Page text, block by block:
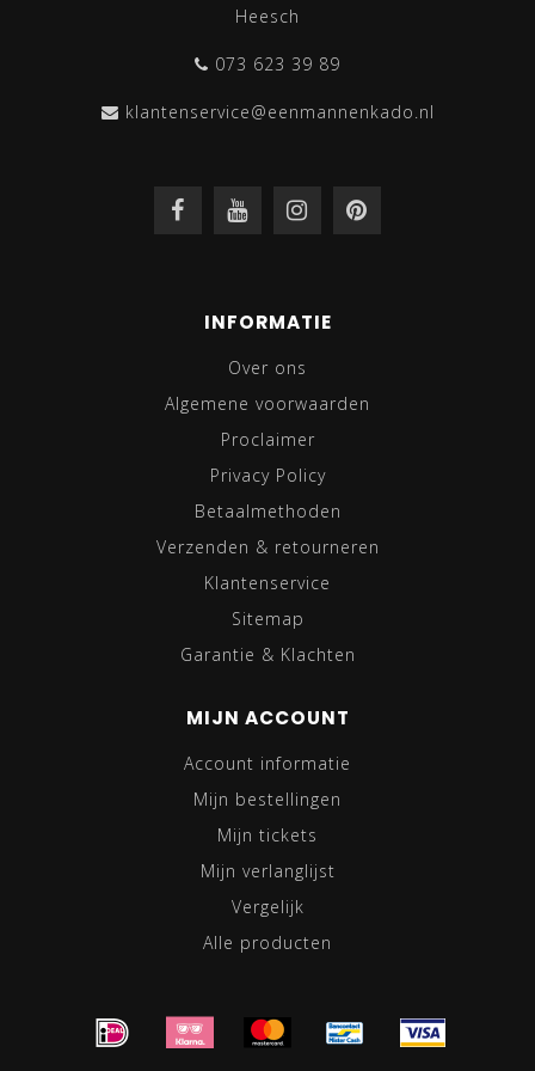
Heesch
073 623 39 89
klantenservice@eenmannenkado.nl
INFORMATIE
Over ons
Algemene voorwaarden
Proclaimer
Privacy Policy
Betaalmethoden
Verzenden & retourneren
Klantenservice
Sitemap
Garantie & Klachten
MIJN ACCOUNT
Account informatie
Mijn bestellingen
Mijn tickets
Mijn verlanglijst
Vergelijk
Alle producten